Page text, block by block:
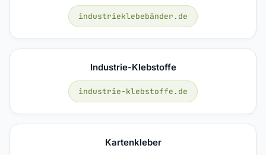
industrieklebebänder.de
Industrie-Klebstoffe
industrie-klebstoffe.de
Kartenkleber